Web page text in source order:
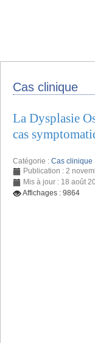
Cas clinique
La Dysplasie
cas
Catégorie : Cas clinique
Publication : 2
Mis à jour : 18 août
Affichages : 9864